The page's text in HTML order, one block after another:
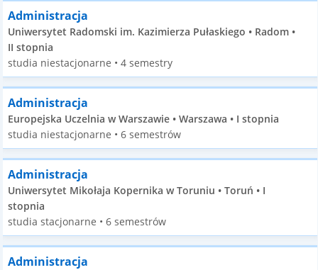
Administracja
Uniwersytet Radomski im. Kazimierza Pułaskiego • Radom •
II stopnia
studia niestacjonarne • 4 semestry
Administracja
Europejska Uczelnia w Warszawie • Warszawa • I stopnia
studia niestacjonarne • 6 semestrów
Administracja
Uniwersytet Mikołaja Kopernika w Toruniu • Toruń • I
stopnia
studia stacjonarne • 6 semestrów
Administracja